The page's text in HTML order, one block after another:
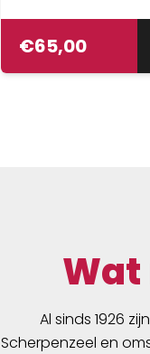
€65,00
Wat
Al sinds 1926
Scherpenzeel en